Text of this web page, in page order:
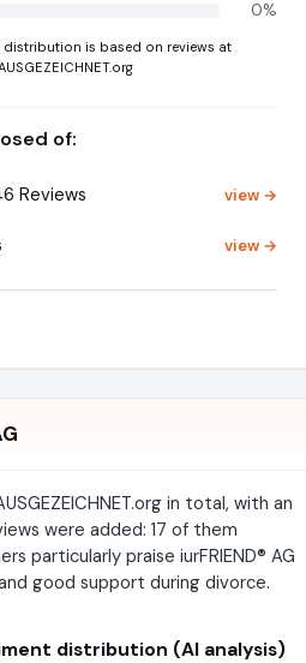
0%
distribution is based on reviews at
of:
Reviews view →
view →
in total, with an
were added: 17 of them
particularly praise iurFRIEND® AG
good support during divorce.
distribution (AI analysis)